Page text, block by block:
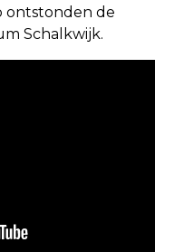
ontstonden de
Schalkwijk.